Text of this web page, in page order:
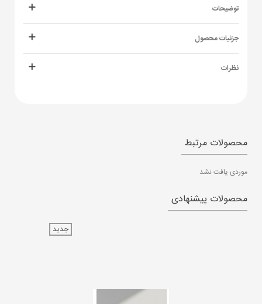
توضیحات
جزئیات محصول
نظرات
محصولات مرتبط
موردی یافت نشد
محصولات پیشنهادی
جدید